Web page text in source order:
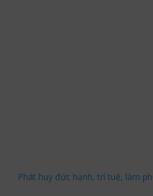
Phát huy đức hạnh, trí tuệ, làm